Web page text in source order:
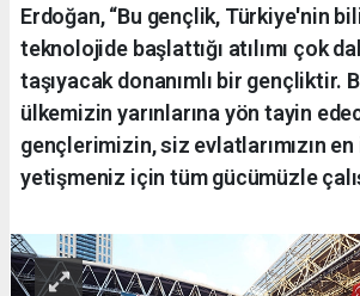
Erdoğan, “Bu gençlik, Türkiye'nin
teknolojide başlattığı atılımı çok
taşıyacak donanımlı bir gençliktir.
ülkemizin yarınlarına yön tayin
gençlerimizin, siz evlatlarımızın
yetişmeniz için tüm gücümüzle